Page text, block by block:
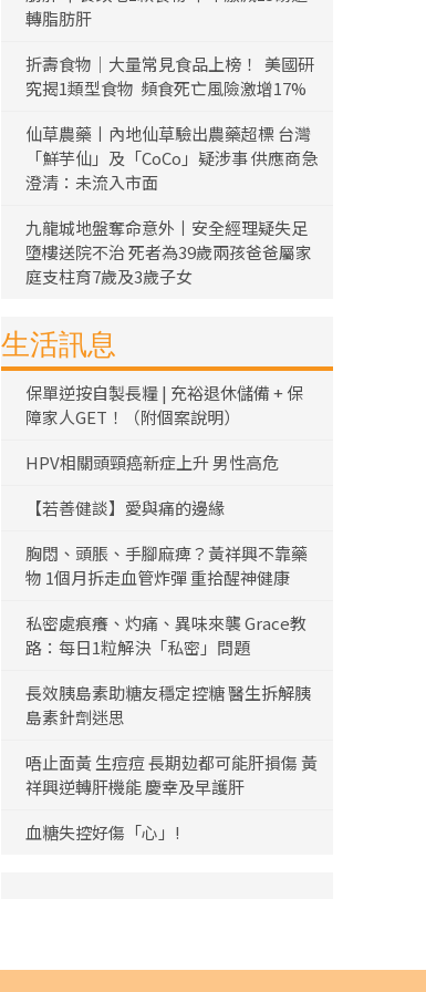
轉脂肪肝
折壽食物｜大量常見食品上榜！ 美國研
究揭1類型食物 頻食死亡風險激增17%
仙草農藥丨內地仙草驗出農藥超標 台灣
「鮮芋仙」及「CoCo」疑涉事 供應商急
澄清：未流入市面
九龍城地盤奪命意外丨安全經理疑失足
墮樓送院不治 死者為39歲兩孩爸爸屬家
庭支柱育7歲及3歲子女
生活訊息
保單逆按自製長糧 | 充裕退休儲備 + 保
障家人GET！（附個案說明）
HPV相關頭頸癌新症上升 男性高危
【若善健談】愛與痛的邊緣
胸悶、頭脹、手腳麻痺？黃祥興不靠藥
物 1個月拆走血管炸彈 重拾醒神健康
私密處痕癢、灼痛、異味來襲 Grace教
路：每日1粒解決「私密」問題
長效胰島素助糖友穩定控糖 醫生拆解胰
島素針劑迷思
唔止面黃 生痘痘 長期攰都可能肝損傷 黃
祥興逆轉肝機能 慶幸及早護肝
血糖失控好傷「心」!